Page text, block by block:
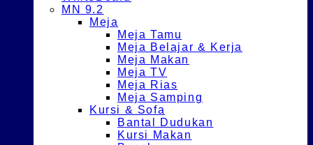
MN 9.2
Meja
Meja Tamu
Meja Belajar & Kerja
Meja Makan
Meja TV
Meja Rias
Meja Samping
Kursi & Sofa
Bantal Dudukan
Kursi Makan